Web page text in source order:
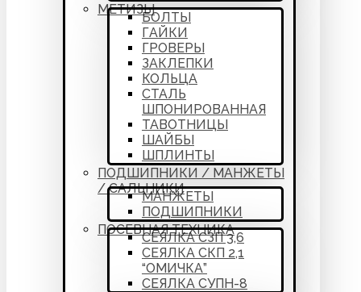
МЕТИЗЫ
БОЛТЫ
ГАЙКИ
ГРОВЕРЫ
ЗАКЛЕПКИ
КОЛЬЦА
СТАЛЬ
ШПОНИРОВАННАЯ
ТАВОТНИЦЫ
ШАЙБЫ
ШПЛИНТЫ
ПОДШИПНИКИ / МАНЖЕТЫ
/ САЛЬНИКИ
МАНЖЕТЫ
ПОДШИПНИКИ
ПОСЕВНАЯ ТЕХНИКА
СЕЯЛКА СЗП 3,6
СЕЯЛКА СКП 2,1
“ОМИЧКА”
СЕЯЛКА СУПН-8